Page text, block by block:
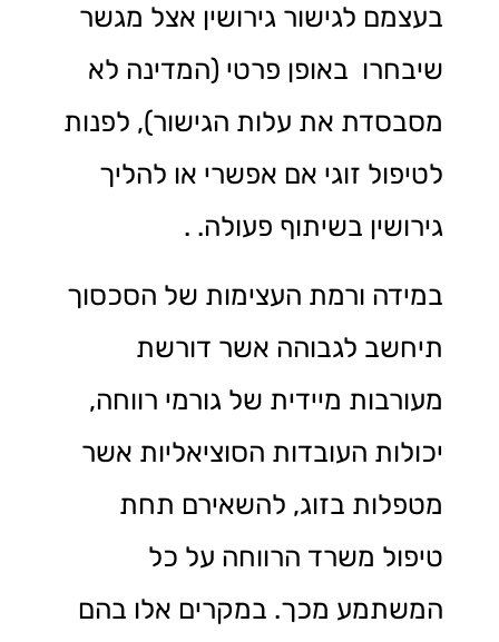
בעצמם לגישור גירושין אצל מגשר
שיבחרו באופן פרטי (המדינה לא
מסבסדת את עלות הגישור), לפנות
לטיפול זוגי אם אפשרי או להליך
גירושין בשיתוף פעולה. .
במידה ורמת העצימות של הסכסוך
תיחשב לגבוהה אשר דורשת
מעורבות מיידית של גורמי רווחה,
יכולות העובדות הסוציאליות אשר
מטפלות בזוג, להשאירם תחת
טיפול משרד הרווחה על כל
המשתמע מכך. במקרים אלו בהם